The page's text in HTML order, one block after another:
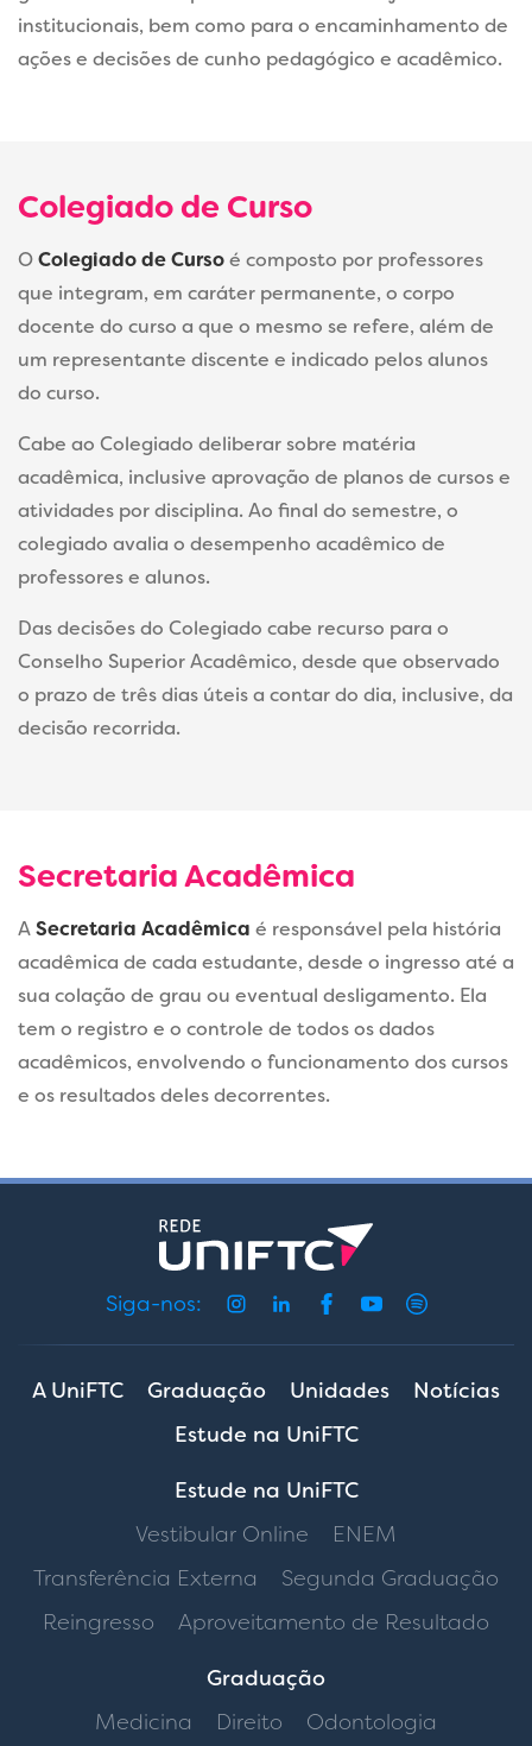
institucionais, bem como para o encaminhamento de
ações e decisões de cunho pedagógico e acadêmico.
Colegiado de Curso
OColegiado de Cursoé composto por professores
que integram, em caráter permanente, o corpo
docente do curso a que o mesmo se refere, além de
um representante discente e indicado pelos alunos
do curso.
Cabe ao Colegiado deliberar sobre matéria
acadêmica, inclusive aprovação de planos de cursos e
atividades por disciplina. Ao final do semestre, o
colegiado avalia o desempenho acadêmico de
professores e alunos.
Das decisões do Colegiado cabe recurso para o
Conselho Superior Acadêmico, desde que observado
o prazo de três dias úteis a contar do dia, inclusive, da
decisão recorrida.
Secretaria Acadêmica
ASecretaria Acadêmica é responsável pela história
acadêmica de cada estudante, desde o ingresso até a
sua colação de grau ou eventual desligamento. Ela
tem o registro e o controle de todos os dados
acadêmicos, envolvendo o funcionamento dos cursos
e os resultados deles decorrentes.
Siga-nos:
A UniFTC Graduação Unidades
Notícias
Estude na UniFTC
Estude na UniFTC
Vestibular Online
ENEM
Transferência Externa
Segunda Graduação
Reingresso
Aproveitamento de Resultado
Graduação
Medicina
Direito Odontologia